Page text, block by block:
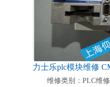
维修类别：PLC维修